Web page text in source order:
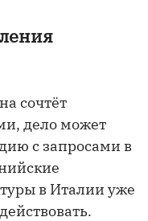
сочтёт
дело может
с запросами в
в Италии уже